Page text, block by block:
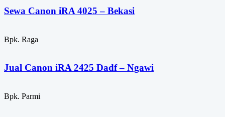
Sewa Canon iRA 4025 – Bekasi
Bpk. Raga
Jual Canon iRA 2425 Dadf – Ngawi
Bpk. Parmi